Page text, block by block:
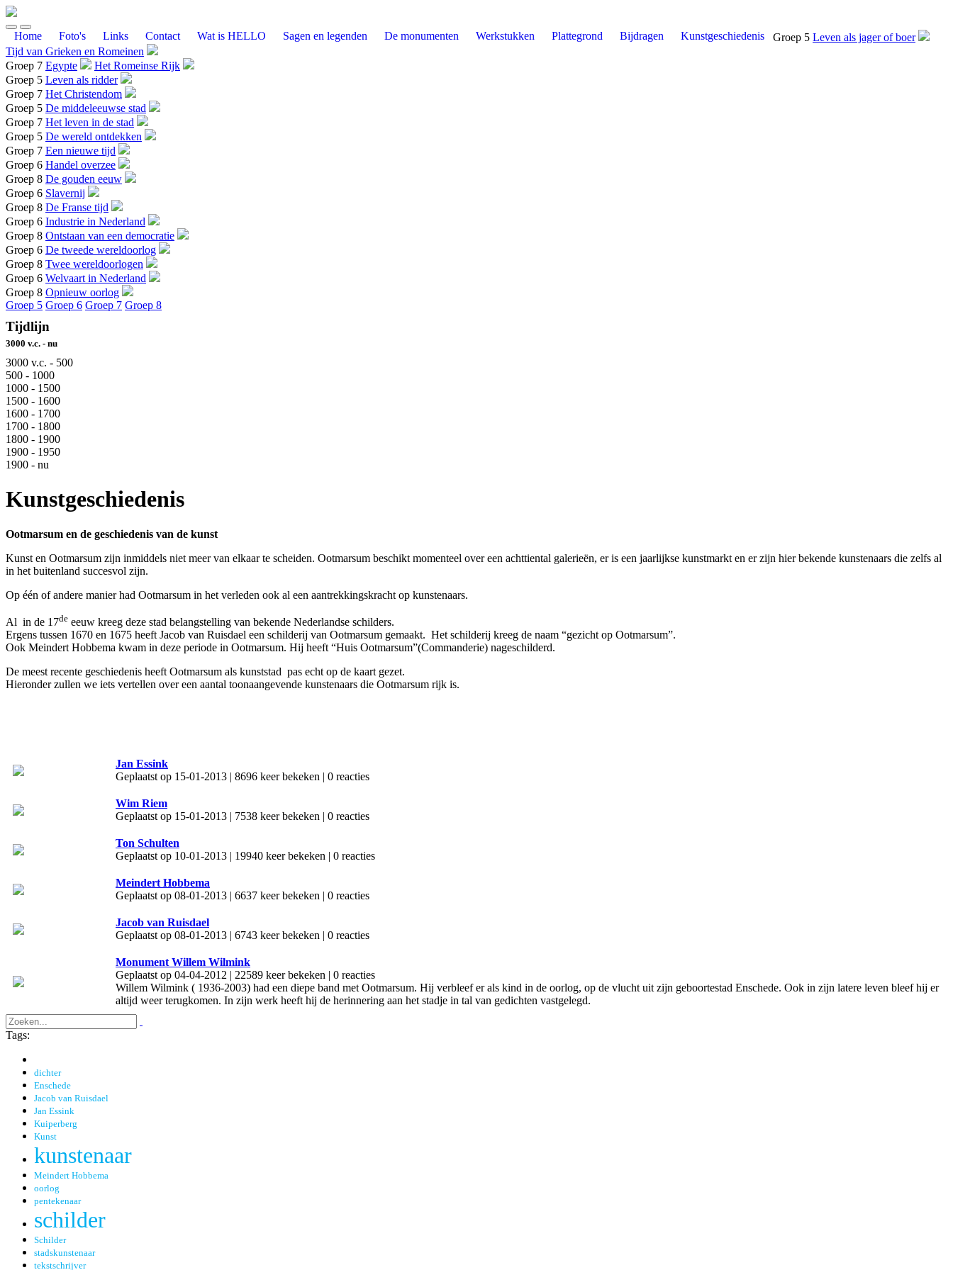
Home Foto's Links Contact Wat is HELLO Sagen en legenden De monumenten Werkstukken Plattegrond Bijdragen Kunstgeschiedenis Groep 5 Leven als jager of boer
Tijd van Grieken en Romeinen
Groep 7 Egypte
Het Romeinse Rijk
Groep 5 Leven als ridder
Groep 7 Het Christendom
Groep 5 De middeleeuwse stad
Groep 7 Het leven in de stad
Groep 5 De wereld ontdekken
Groep 7 Een nieuwe tijd
Groep 6 Handel overzee
Groep 8 De gouden eeuw
Groep 6 Slavernij
Groep 8 De Franse tijd
Groep 6 Industrie in Nederland
Groep 8 Ontstaan van een democratie
Groep 6 De tweede wereldoorlog
Groep 8 Twee wereldoorlogen
Groep 6 Welvaart in Nederland
Groep 8 Opnieuw oorlog
Groep 5 Groep 6 Groep 7 Groep 8
Tijdlijn
3000 v.c. - nu
3000 v.c. - 500
500 - 1000
1000 - 1500
1500 - 1600
1600 - 1700
1700 - 1800
1800 - 1900
1900 - 1950
1900 - nu
Kunstgeschiedenis
Ootmarsum en de geschiedenis van de kunst
Kunst en Ootmarsum zijn inmiddels niet meer van elkaar te scheiden. Ootmarsum beschikt momenteel over een achttiental galerieën, er is een jaarlijkse kunstmarkt en er zijn hier bekende kunstenaars die zelfs al
in het buitenland succesvol zijn.
Op één of andere manier had Ootmarsum in het verleden ook al een aantrekkingskracht op kunstenaars.
Al in de 17de eeuw kreeg deze stad belangstelling van bekende Nederlandse schilders.
Ergens tussen 1670 en 1675 heeft Jacob van Ruisdael een schilderij van Ootmarsum gemaakt. Het schilderij kreeg de naam “gezicht op Ootmarsum”.
Ook Meindert Hobbema kwam in deze periode in Ootmarsum. Hij heeft “Huis Ootmarsum”(Commanderie) nageschilderd.
De meest recente geschiedenis heeft Ootmarsum als kunststad pas echt op de kaart gezet.
Hieronder zullen we iets vertellen over een aantal toonaangevende kunstenaars die Ootmarsum rijk is.
Jan Essink
Geplaatst op 15-01-2013 | 8696 keer bekeken | 0 reacties
Wim Riem
Geplaatst op 15-01-2013 | 7538 keer bekeken | 0 reacties
Ton Schulten
Geplaatst op 10-01-2013 | 19940 keer bekeken | 0 reacties
Meindert Hobbema
Geplaatst op 08-01-2013 | 6637 keer bekeken | 0 reacties
Jacob van Ruisdael
Geplaatst op 08-01-2013 | 6743 keer bekeken | 0 reacties
Monument Willem Wilmink
Geplaatst op 04-04-2012 | 22589 keer bekeken | 0 reacties
Willem Wilmink ( 1936-2003) had een diepe band met Ootmarsum. Hij verbleef er als kind in de oorlog, op de vlucht uit zijn geboortestad Enschede. Ook in zijn latere leven bleef hij er
altijd weer terugkomen. In zijn werk heeft hij de herinnering aan het stadje in tal van gedichten vastgelegd.
Tags:
dichter
Enschede
Jacob van Ruisdael
Jan Essink
Kuiperberg
Kunst
kunstenaar
Meindert Hobbema
oorlog
pentekenaar
schilder
Schilder
stadskunstenaar
tekstschrijver